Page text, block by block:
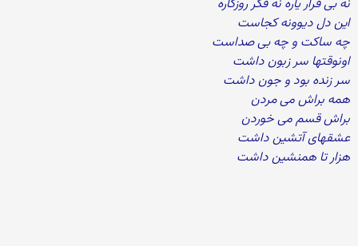
نه بی قرار یاره نه فکر روزگاره
این دل دیوونه کجاست
چه ساکت و چه بی صداست
اونوقتها سر زبون داشت
سر زنده بود و جون داشت
همه براش می مردن
براش قسم می خوردن
عشقهای آتشین داشت
هزار تا همنشین داشت